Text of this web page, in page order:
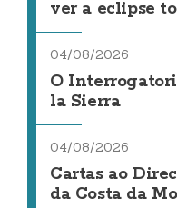
ver a eclipse
04/08/2026
O
la Sierra
04/08/2026
Cartas ao
da Costa da